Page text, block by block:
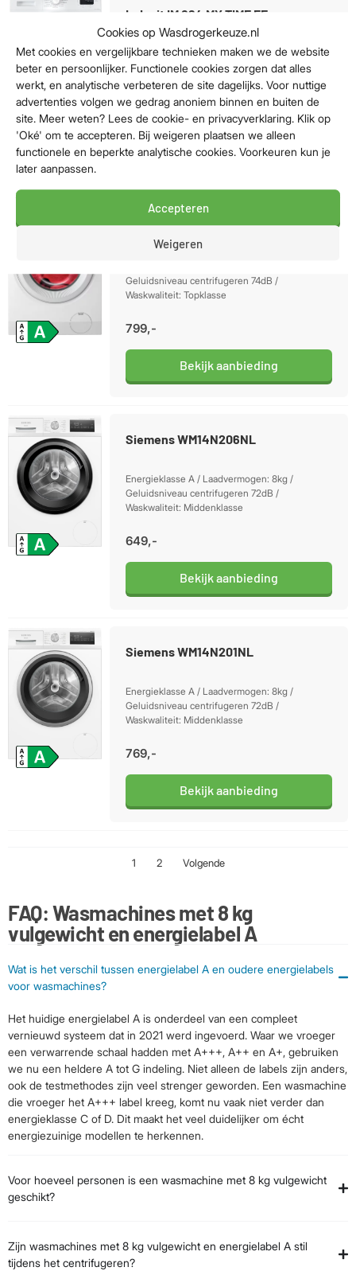
Cookies op Wasdrogerkeuze.nl
Met cookies en vergelijkbare technieken maken we de website
beter en persoonlijker. Functionele cookies zorgen dat alles
werkt, en analytische verbeteren de site dagelijks. Voor nuttige
advertenties volgen we gedrag anoniem binnen en buiten de
site. Meer weten? Lees de cookie- en privacyverklaring. Klik op
'Oké' om te accepteren. Bij weigeren plaatsen we alleen
functionele en beperkte analytische cookies. Voorkeuren kun je
later aanpassen.
Accepteren
Weigeren
Indesit IM 864 MY TIME EE
Energieklasse A / Laadvermogen: 8kg /
Geluidsniveau centrifugeren 74dB /
Waskwaliteit: Basisklasse
429,-
Bekijk aanbieding
AEG LR73842
Geluidsniveau centrifugeren 74dB /
Waskwaliteit: Topklasse
799,-
Bekijk aanbieding
Siemens WM14N206NL
Energieklasse A / Laadvermogen: 8kg /
Geluidsniveau centrifugeren 72dB /
Waskwaliteit: Middenklasse
649,-
Bekijk aanbieding
Siemens WM14N201NL
Energieklasse A / Laadvermogen: 8kg /
Geluidsniveau centrifugeren 72dB /
Waskwaliteit: Middenklasse
769,-
Bekijk aanbieding
1 2 Volgende
FAQ: Wasmachines met 8 kg
vulgewicht en energielabel A
Wat is het verschil tussen energielabel A en oudere energielabels
voor wasmachines?
Het huidige energielabel A is onderdeel van een compleet
vernieuwd systeem dat in 2021 werd ingevoerd. Waar we vroeger
een verwarrende schaal hadden met A+++, A++ en A+, gebruiken
we nu een heldere A tot G indeling. Niet alleen de labels zijn anders,
ook de testmethodes zijn veel strenger geworden. Een wasmachine
die vroeger het A+++ label kreeg, komt nu vaak niet verder dan
energieklasse C of D. Dit maakt het veel duidelijker om écht
energiezuinige modellen te herkennen.
Voor hoeveel personen is een wasmachine met 8 kg vulgewicht
geschikt?
Zijn wasmachines met 8 kg vulgewicht en energielabel A stil
tijdens het centrifugeren?